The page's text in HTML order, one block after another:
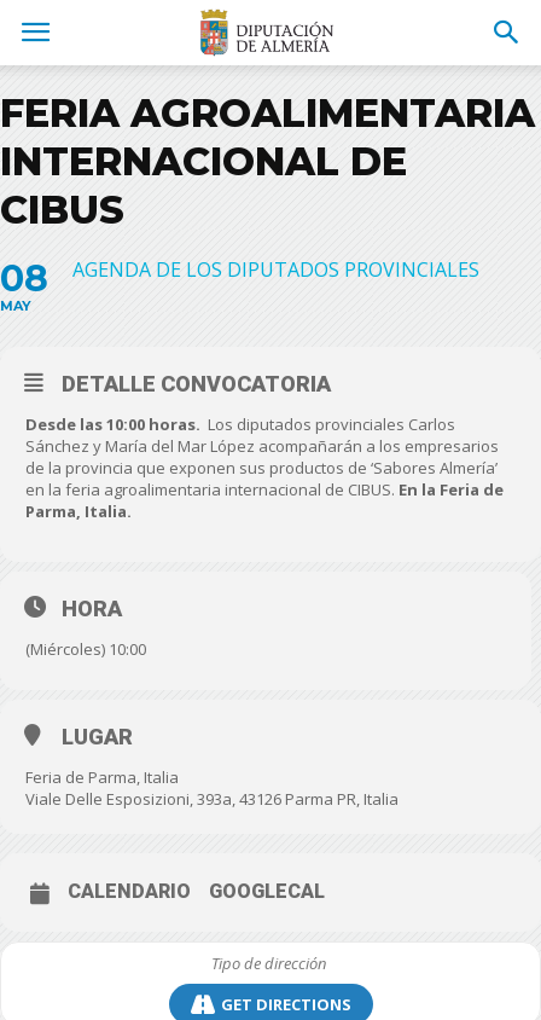
FERIA AGROALIMENTARIA
INTERNACIONAL DE
CIBUS
08
MAY
AGENDA DE LOS DIPUTADOS PROVINCIALES
DETALLE CONVOCATORIA
Desde las 10:00 horas. Los diputados provinciales Carlos
Sánchez y María del Mar López acompañarán a los empresarios
de la provincia que exponen sus productos de ‘Sabores Almería’
en la feria agroalimentaria internacional de CIBUS. En la Feria de
Parma, Italia.
HORA
(Miércoles) 10:00
LUGAR
Feria de Parma, Italia
Viale Delle Esposizioni, 393a, 43126 Parma PR, Italia
CALENDARIO GOOGLECAL
GET DIRECTIONS